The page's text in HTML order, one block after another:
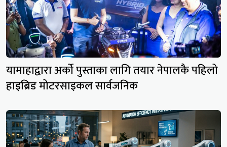
यामाहाद्वारा अर्को पुस्ताका लागि तयार नेपालकै पहिलो
हाइब्रिड मोटरसाइकल सार्वजनिक